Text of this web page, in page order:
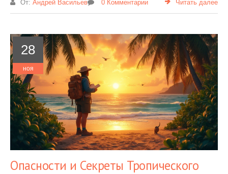
От: Андрей Васильев 0 Комментарии Читать далее
28
ноя
Опасности и Секреты Тропического